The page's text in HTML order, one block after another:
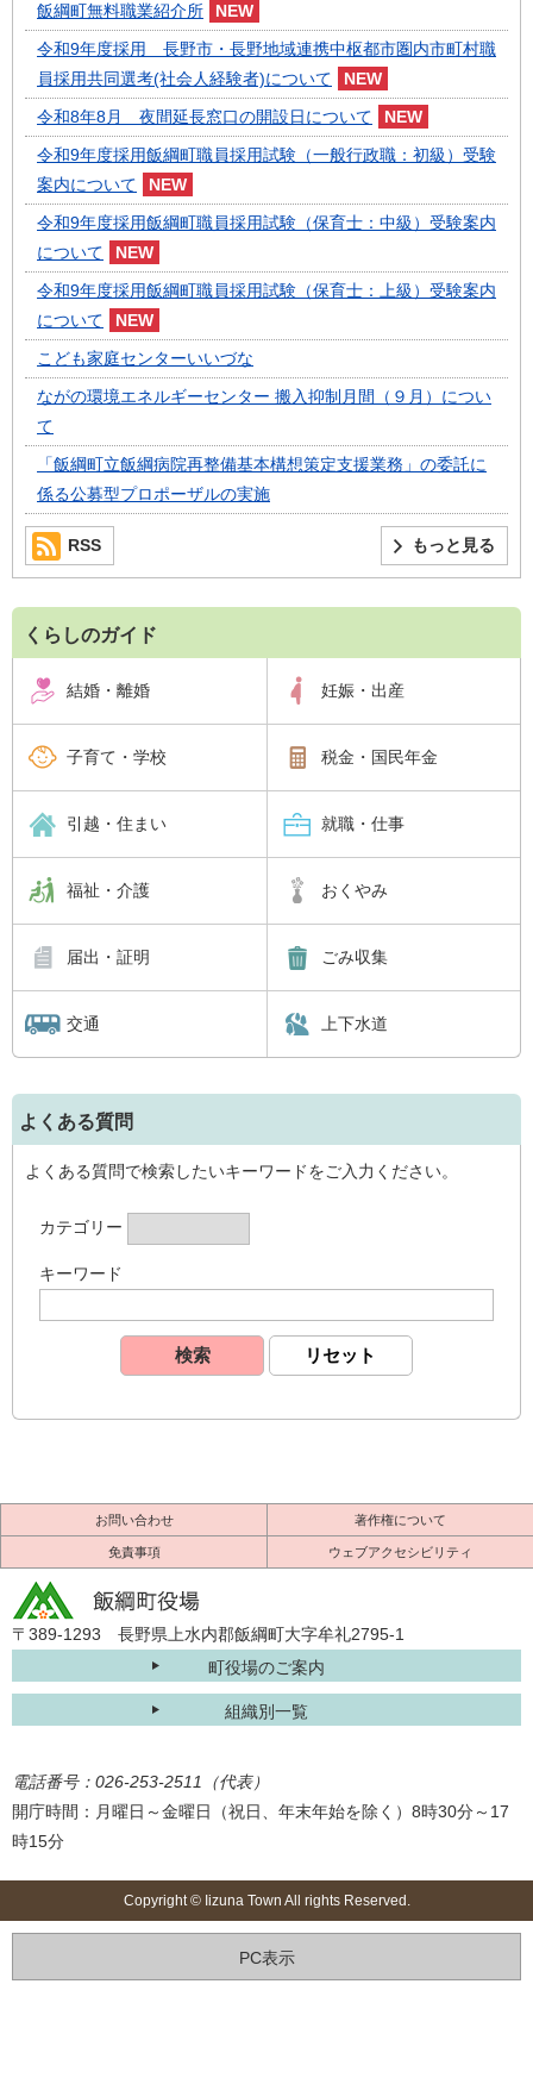
飯綱町無料職業紹介所
令和9年度採用 長野市・長野地域連携中枢都市圏内市町村職
員採用共同選考(社会人経験者)について
令和8年8月 夜間延長窓口の開設日について
令和9年度採用飯綱町職員採用試験（一般行政職：初級）受験
案内について
令和9年度採用飯綱町職員採用試験（保育士：中級）受験案内
について
令和9年度採用飯綱町職員採用試験（保育士：上級）受験案内
について
こども家庭センターいいづな
ながの環境エネルギーセンター 搬入抑制月間（９月）につい
て
「飯綱町立飯綱病院再整備基本構想策定支援業務」の委託に
係る公募型プロポーザルの実施
もっと見る
RSS
くらしのガイド
結婚・離婚 妊娠・出産
子育て・学校 税金・国民年金
引越・住まい 就職・仕事
福祉・介護 おくやみ
届出・証明 ごみ収集
交通 上下水道
よくある質問
よくある質問で検索したいキーワードをご入力ください。
カテゴリー
キーワード
お問い合わせ 著作権について
免責事項 ウェブアクセシビリティ
〒389-1293 長野県上水内郡飯綱町大字牟礼2795-1
町役場のご案内
組織別一覧
電話番号：026-253-2511（代表）
開庁時間：月曜日～金曜日（祝日、年末年始を除く）8時30分～17
時15分
Copyright © Iizuna Town All rights Reserved.
PC表示